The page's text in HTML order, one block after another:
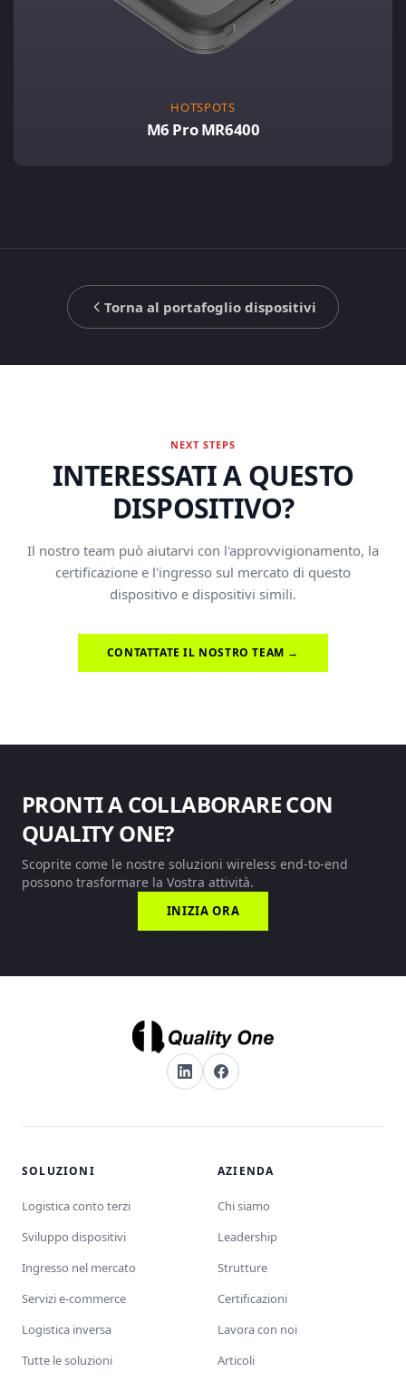
HOTSPOTS
M6 Pro MR6400
Torna al portafoglio dispositivi
NEXT STEPS
INTERESSATI A QUESTO
DISPOSITIVO?
Il nostro team può aiutarvi con l'approvvigionamento, la
certificazione e l'ingresso sul mercato di questo
dispositivo e dispositivi simili.
CONTATTATE IL NOSTRO TEAM →
PRONTI A COLLABORARE CON
QUALITY ONE?
Scoprite come le nostre soluzioni wireless end-to-end
possono trasformare la Vostra attività.
INIZIA ORA
SOLUZIONI
Logistica conto terzi
Sviluppo dispositivi
Ingresso nel mercato
Servizi e-commerce
Logistica inversa
Tutte le soluzioni
AZIENDA
Chi siamo
Leadership
Strutture
Certificazioni
Lavora con noi
Articoli